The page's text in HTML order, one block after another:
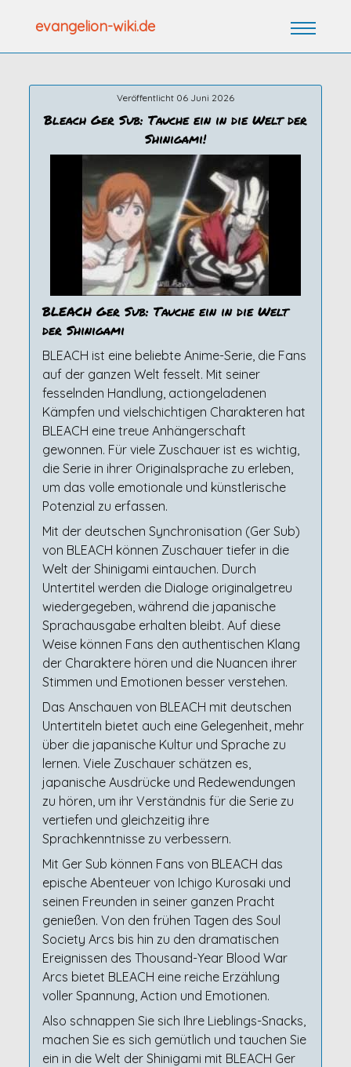
evangelion-wiki.de
Veröffentlicht 06 Juni 2026
Bleach Ger Sub: Tauche ein in die Welt der
Shinigami!
BLEACH Ger Sub: Tauche ein in die Welt
der Shinigami
BLEACH ist eine beliebte Anime-Serie, die Fans
auf der ganzen Welt fesselt. Mit seiner
fesselnden Handlung, actiongeladenen
Kämpfen und vielschichtigen Charakteren hat
BLEACH eine treue Anhängerschaft
gewonnen. Für viele Zuschauer ist es wichtig,
die Serie in ihrer Originalsprache zu erleben,
um das volle emotionale und künstlerische
Potenzial zu erfassen.
Mit der deutschen Synchronisation (Ger Sub)
von BLEACH können Zuschauer tiefer in die
Welt der Shinigami eintauchen. Durch
Untertitel werden die Dialoge originalgetreu
wiedergegeben, während die japanische
Sprachausgabe erhalten bleibt. Auf diese
Weise können Fans den authentischen Klang
der Charaktere hören und die Nuancen ihrer
Stimmen und Emotionen besser verstehen.
Das Anschauen von BLEACH mit deutschen
Untertiteln bietet auch eine Gelegenheit, mehr
über die japanische Kultur und Sprache zu
lernen. Viele Zuschauer schätzen es,
japanische Ausdrücke und Redewendungen
zu hören, um ihr Verständnis für die Serie zu
vertiefen und gleichzeitig ihre
Sprachkenntnisse zu verbessern.
Mit Ger Sub können Fans von BLEACH das
epische Abenteuer von Ichigo Kurosaki und
seinen Freunden in seiner ganzen Pracht
genießen. Von den frühen Tagen des Soul
Society Arcs bis hin zu den dramatischen
Ereignissen des Thousand-Year Blood War
Arcs bietet BLEACH eine reiche Erzählung
voller Spannung, Action und Emotionen.
Also schnappen Sie sich Ihre Lieblings-Snacks,
machen Sie es sich gemütlich und tauchen Sie
ein in die Welt der Shinigami mit BLEACH Ger